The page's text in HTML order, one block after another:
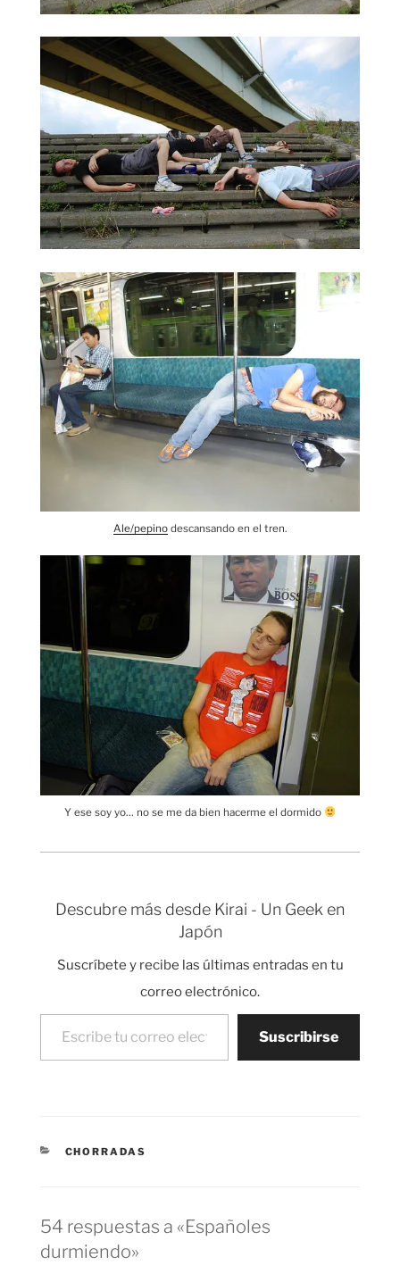
Ale/pepino descansando en el tren.
Y ese soy yo… no se me da bien hacerme el dormido
Descubre más desde Kirai - Un Geek en
Japón
Suscríbete y recibe las últimas entradas en tu
correo electrónico.
Escribe tu correo electrónico…
Suscribirse
CATEGORÍAS
CHORRADAS
54 respuestas a «Españoles
durmiendo»